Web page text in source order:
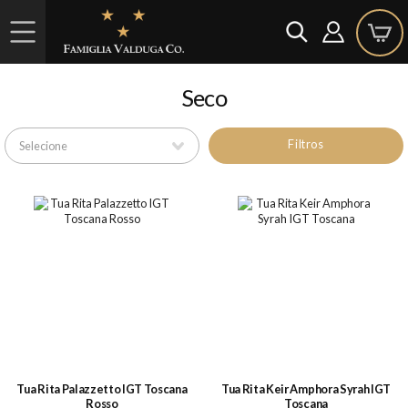
Seco
Filtros
Tua Rita Palazzetto IGT Toscana
Rosso
Tua Rita Keir Amphora Syrah IGT
Toscana